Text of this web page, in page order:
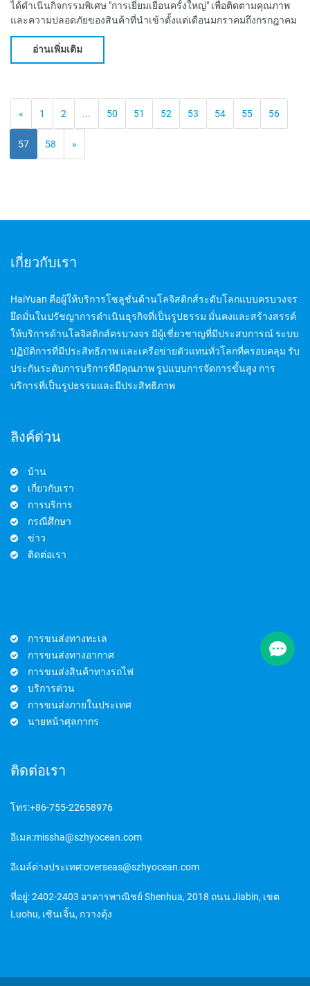
ได้ดำเนินกิจกรรมพิเศษ "การเยี่ยมเยือนครั้งใหญ่" เพื่อติดตามคุณภาพ
และความปลอดภัยของสินค้าที่นำเข้าตั้งแต่เดือนมกราคมถึงกรกฎาคม
ของปีนี้ และดำเนินการติด
อ่านเพิ่มเติม
« 1 2 ... 50 51 52 53 54 55 56
57 58 »
เกี่ยวกับเรา
HaiYuan คือผู้ให้บริการโซลูชั่นด้านโลจิสติกส์ระดับโลกแบบครบวงจร
ยึดมั่นในปรัชญาการดำเนินธุรกิจที่เป็นรูปธรรม มั่นคงและสร้างสรรค์
ให้บริการด้านโลจิสติกส์ครบวงจร มีผู้เชี่ยวชาญที่มีประสบการณ์ ระบบ
ปฏิบัติการที่มีประสิทธิภาพ และเครือข่ายตัวแทนทั่วโลกที่ครอบคลุม รับ
ประกันระดับการบริการที่มีคุณภาพ รูปแบบการจัดการขั้นสูง การ
บริการที่เป็นรูปธรรมและมีประสิทธิภาพ
ลิงค์ด่วน
บ้าน
เกี่ยวกับเรา
การบริการ
กรณีศึกษา
ข่าว
ติดต่อเรา
การขนส่งทางทะเล
การขนส่งทางอากาศ
การขนส่งสินค้าทางรถไฟ
บริการด่วน
การขนส่งภายในประเทศ
นายหน้าศุลกากร
ติดต่อเรา
โทร:+86-755-22658976
อีเมล:missha@szhyocean.com
อีเมล์ต่างประเทศ:overseas@szhyocean.com
ที่อยู่: 2402-2403 อาคารพาณิชย์ Shenhua, 2018 ถนน Jiabin, เขต
Luohu, เซินเจิ้น, กวางตุ้ง